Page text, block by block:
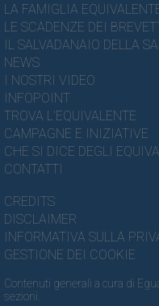
LA FAMIGLIA
LE SCADENZE DEI
IL SALVADANAIO DELLA
NEWS
I NOSTRI VIDEO
INFOPOINT
TROVA L'EQUIVALENTE
CAMPAGNE E INIZIATIVE
CHE SI DICE DEGLI
CONTATTI
CREDITS
DISCLAIMER
INFORMATIVA SULLA
GESTIONE DEI COOKIE
Contenuti generali a cura di
sezioni.